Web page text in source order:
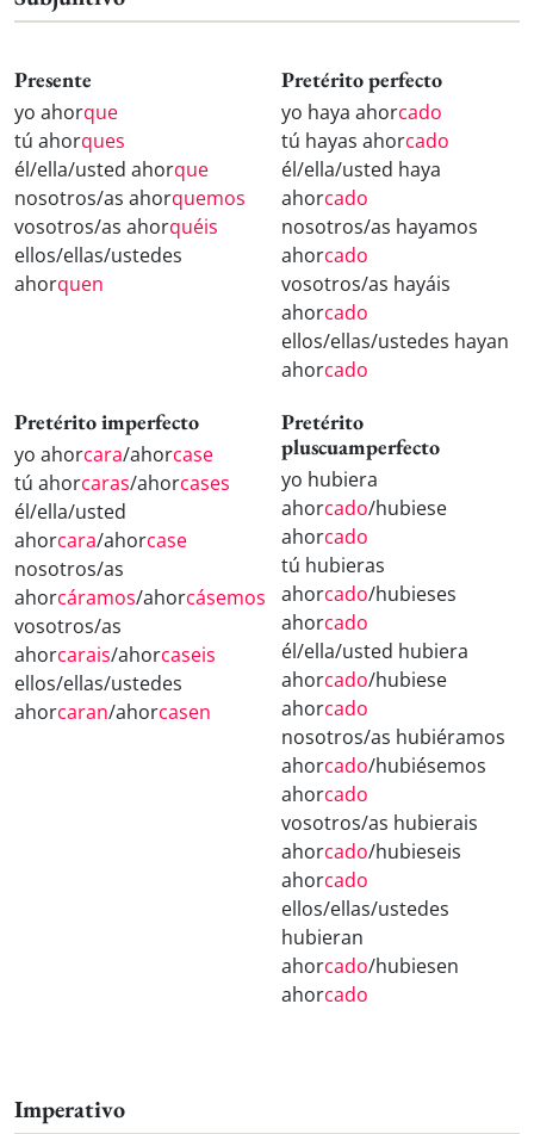
Presente
yo ahorque
tú ahorques
él/ella/usted ahorque
nosotros/as ahorquemos
vosotros/as ahorquéis
ellos/ellas/ustedes
ahorquen
Pretérito perfecto
yo haya ahorcado
tú hayas ahorcado
él/ella/usted haya
ahorcado
nosotros/as hayamos
ahorcado
vosotros/as hayáis
ahorcado
ellos/ellas/ustedes hayan
ahorcado
Pretérito imperfecto
yo ahorcara/ahorcase
tú ahorcaras/ahorcases
él/ella/usted
ahorcara/ahorcase
nosotros/as
ahorcáramos/ahorcásemos
vosotros/as
ahorcarais/ahorcaseis
ellos/ellas/ustedes
ahorcaran/ahorcasen
Pretérito
pluscuamperfecto
yo hubiera
ahorcado/hubiese
ahorcado
tú hubieras
ahorcado/hubieses
ahorcado
él/ella/usted hubiera
ahorcado/hubiese
ahorcado
nosotros/as hubiéramos
ahorcado/hubiésemos
ahorcado
vosotros/as hubierais
ahorcado/hubieseis
ahorcado
ellos/ellas/ustedes
hubieran
ahorcado/hubiesen
ahorcado
Imperativo